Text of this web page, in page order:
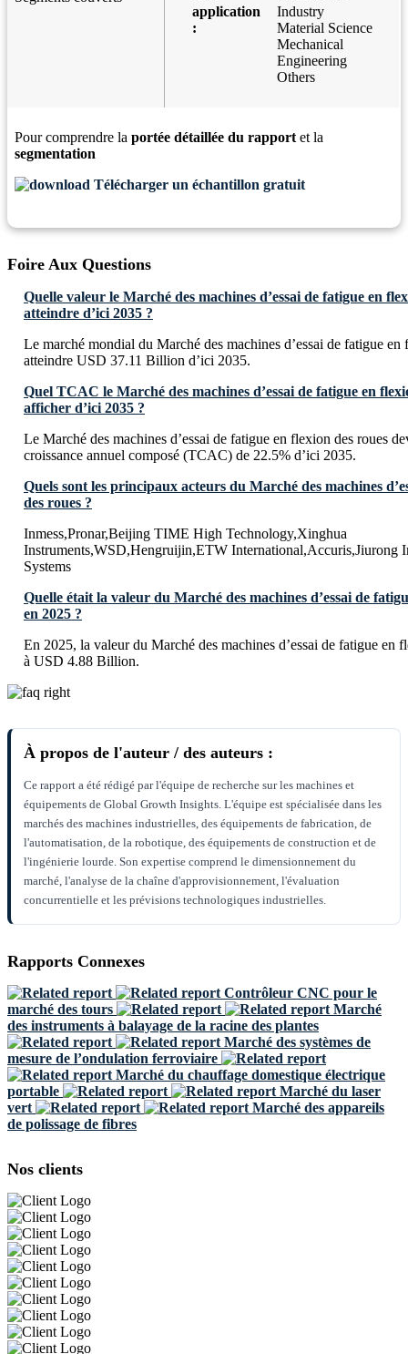
application
:
Industry
Material Science
Mechanical
Engineering
Others
Pour comprendre la portée détaillée du rapport et la
segmentation
Télécharger un échantillon gratuit
Foire Aux Questions
Quelle valeur le Marché des machines d’essai de fatigue en
atteindre d’ici 2035 ?
Le marché mondial du Marché des machines d’essai de fatigue
atteindre USD 37.11 Billion d’ici 2035.
Quel TCAC le Marché des machines d’essai de fatigue en
afficher d’ici 2035 ?
Le Marché des machines d’essai de fatigue en flexion des roues
croissance annuel composé (TCAC) de 22.5% d’ici 2035.
Quels sont les principaux acteurs du Marché des machines
des roues ?
Inmess,Pronar,Beijing TIME High Technology,Xinghua
Instruments,WSD,Hengruijin,ETW International,Accuris,Jiurong
Systems
Quelle était la valeur du Marché des machines d’essai de
en 2025 ?
En 2025, la valeur du Marché des machines d’essai de fatigue en
à USD 4.88 Billion.
À propos de l'auteur / des auteurs :
Ce rapport a été rédigé par l'équipe de recherche sur les machines et
équipements de Global Growth Insights. L'équipe est spécialisée dans les
marchés des machines industrielles, des équipements de fabrication, de
l'automatisation, de la robotique, des équipements de construction et de
l'ingénierie lourde. Son expertise comprend le dimensionnement du
marché, l'analyse de la chaîne d'approvisionnement, l'évaluation
concurrentielle et les prévisions technologiques industrielles.
Rapports Connexes
Contrôleur CNC pour le
marché des tours
Marché
des instruments à balayage de la racine des plantes
Marché des systèmes de
mesure de l’ondulation ferroviaire
Marché du chauffage domestique électrique
portable
Marché du laser
vert
Marché des appareils
de polissage de fibres
Nos clients